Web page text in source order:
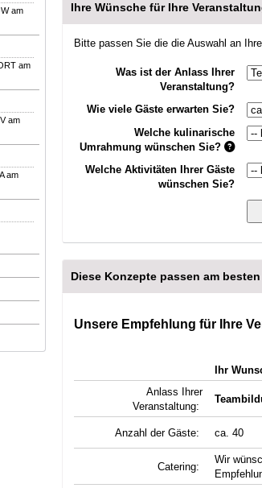
am
am
am
am
Ihre Wünsche für Ihre
Bitte passen Sie die die Auswahl an
Was ist der Anlass Ihrer
Veranstaltung?
Wie viele Gäste erwarten Sie?
Welche kulinarische
Umrahmung wünschen Sie?
Welche Aktivitäten Ihrer Gäste
wünschen Sie?
Diese Konzepte passen am
Unsere Empfehlung für Ihre
Ihr
Anlass Ihrer
Veranstaltung:
Anzahl der Gäste: ca. 40
Catering:
Wir